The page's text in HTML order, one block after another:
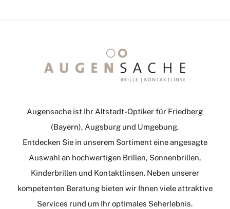
Augensache ist Ihr Altstadt-Optiker für Friedberg
(Bayern), Augsburg und Umgebung.
Entdecken Sie in unserem Sortiment eine angesagte
Auswahl an hochwertigen Brillen, Sonnenbrillen,
Kinderbrillen und Kontaktlinsen. Neben unserer
kompetenten Beratung bieten wir Ihnen viele attraktive
Services rund um Ihr optimales Seherlebnis.